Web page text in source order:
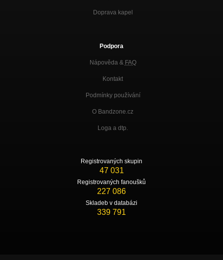
Doprava kapel
Podpora
Nápověda & FAQ
Kontakt
Podmínky používání
O Bandzone.cz
Loga a dtp.
Registrovaných skupin
47 031
Registrovaných fanoušků
227 086
Skladeb v databázi
339 791